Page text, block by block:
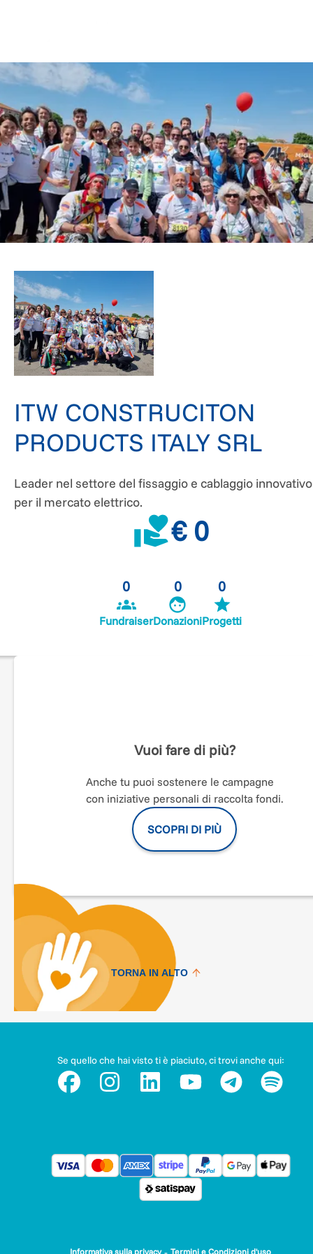
ITW CONSTRUCITON
PRODUCTS ITALY SRL
Leader nel settore del fissaggio e cablaggio innovativo
per il mercato elettrico.
€ 0
0
Fundraiser
0
Donazioni
0
Progetti
Vuoi fare di più?
Anche tu puoi sostenere le campagne
con iniziative personali di raccolta fondi.
SCOPRI DI PIÙ
TORNA IN ALTO
Se quello che hai visto ti è piaciuto, ci trovi anche qui:
Informativa sulla privacy Termini e Condizioni d'uso